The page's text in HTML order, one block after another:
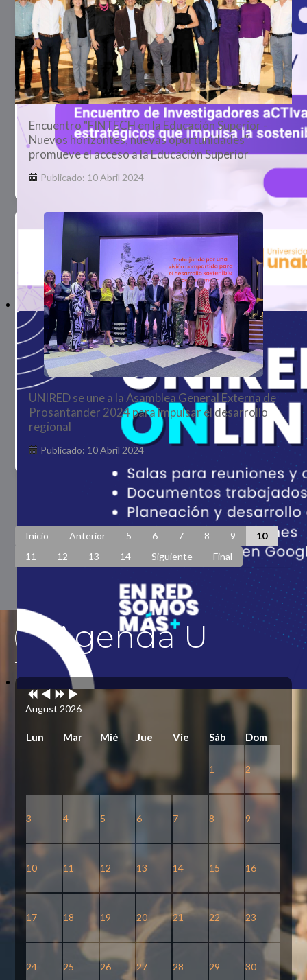
Encuentro "FINTECH en la Educación Superior -
Nuevos horizontes, nuevas oportunidades"
promueve el acceso a la Educación Superior
Publicado: 10 Abril 2024
UNIRED se une a la Asamblea General Externa de
Prosantander 2024 para impulsar el desarrollo
regional
Publicado: 10 Abril 2024
Página 10 de 448
Inicio
Anterior 5 6 7 8 9
10
11
12 13 14 Siguiente Final
Agenda U
Previous
Previous
Next
Year
Next
Month
August 2026
Lun Mar Mié Jue Vie Sáb Dom
1 2
3 4 5 6 7 8 9
10 11 12 13 14 15 16
17 18 19 20 21 22 23
24 25 26 27 28 29 30